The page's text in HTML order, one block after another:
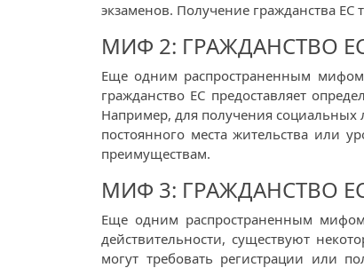
экзаменов. Получение гражданства ЕС
МИФ 2: ГРАЖДАНСТВО
Еще одним распространенным мифом
гражданство ЕС предоставляет
Например, для получения социальных
постоянного места жительства или
преимуществам.
МИФ 3: ГРАЖДАНСТВО
Еще одним распространенным мифом
действительности, существуют
могут требовать регистрации или